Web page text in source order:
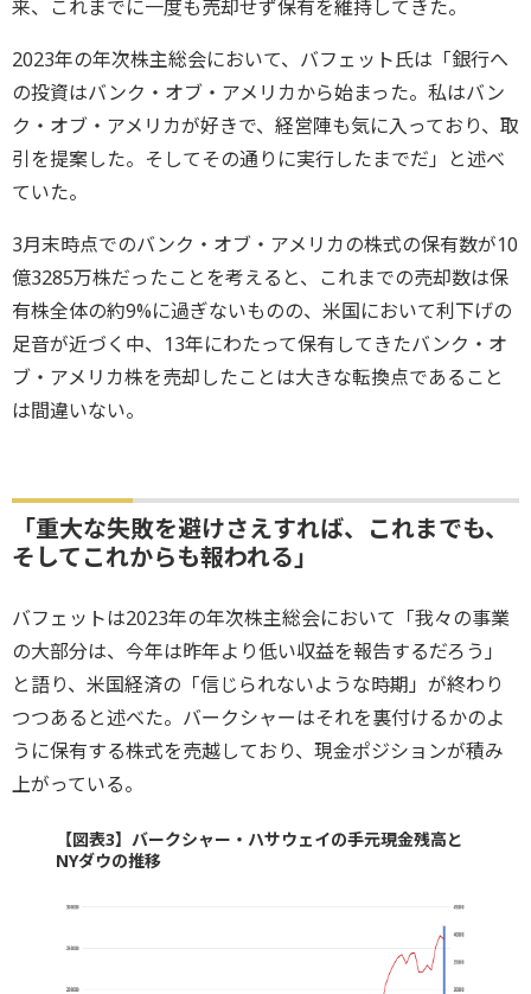
来、これまでに一度も売却せず保有を維持してきた。
2023年の年次株主総会において、バフェット氏は「銀行へ
の投資はバンク・オブ・アメリカから始まった。私はバン
ク・オブ・アメリカが好きで、経営陣も気に入っており、取
引を提案した。そしてその通りに実行したまでだ」と述べ
ていた。
3月末時点でのバンク・オブ・アメリカの株式の保有数が10
億3285万株だったことを考えると、これまでの売却数は保
有株全体の約9%に過ぎないものの、米国において利下げの
足音が近づく中、13年にわたって保有してきたバンク・オ
ブ・アメリカ株を売却したことは大きな転換点であること
は間違いない。
「重大な失敗を避けさえすれば、これまでも、
そしてこれからも報われる」
バフェットは2023年の年次株主総会において「我々の事業
の大部分は、今年は昨年より低い収益を報告するだろう」
と語り、米国経済の「信じられないような時期」が終わり
つつあると述べた。バークシャーはそれを裏付けるかのよ
うに保有する株式を売越しており、現金ポジションが積み
上がっている。
【図表3】バークシャー・ハサウェイの手元現金残高と
NYダウの推移